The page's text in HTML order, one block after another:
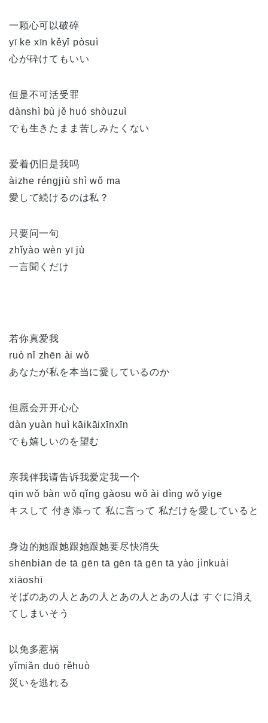
一颗心可以破碎
yī kē xīn kěyǐ pòsuì
心が砕けてもいい
但是不可活受罪
dànshì bù jě huó shòuzuì
でも生きたまま苦しみたくない
爱着仍旧是我吗
àizhe réngjiù shì wǒ ma
愛して続けるのは私？
只要问一句
zhǐyào wèn yī jù
一言聞くだけ
若你真爱我
ruò nǐ zhēn ài wǒ
あなたが私を本当に愛しているのか
但愿会开开心心
dàn yuàn huì kāikāixīnxīn
でも嬉しいのを望む
亲我伴我请告诉我爱定我一个
qīn wǒ bàn wǒ qǐng gàosu wǒ ài dìng wǒ yīge
キスして 付き添って 私に言って 私だけを愛していると
身边的她跟她跟她跟她要尽快消失
shēnbiān de tā gēn tā gēn tā gēn tā yào jìnkuài
xiāoshī
そばのあの人とあの人とあの人とあの人は すぐに消え
てしまいそう
以免多惹祸
yǐmiǎn duō rěhuò
災いを逃れる